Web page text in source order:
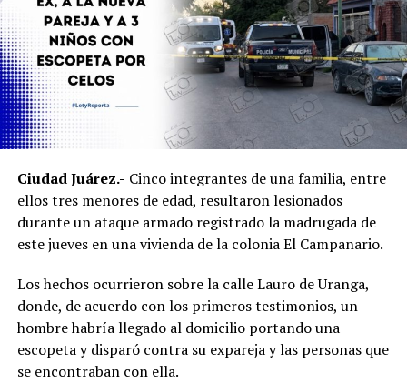
la carpeta de investigación.
Personal de la Procuraduría Federal de Protección al
Ambiente acudió al sitio para hacerse cargo del
resguardo y atención de los ejemplares de fauna
silvestre.
Público mientras continúan las investigaciones para
esclarecer el homicidio y determinar la posible
participación de más personas.
Ciudad Juárez.- Cinco integrantes de una familia, entre
ellos tres menores de edad, resultaron lesionados
durante un ataque armado registrado la madrugada de
este jueves en una vivienda de la colonia El Campanario.
Los hechos ocurrieron sobre la calle Lauro de Uranga,
donde, de acuerdo con los primeros testimonios, un
hombre habría llegado al domicilio portando una
escopeta y disparó contra su expareja y las personas que
se encontraban con ella.